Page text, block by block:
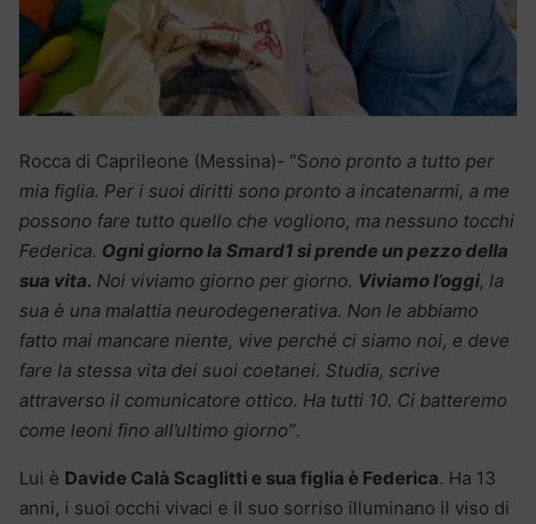
Rocca di Caprileone (Messina)- “Sono pronto a tutto per
mia figlia. Per i suoi diritti sono pronto a incatenarmi, a me
possono fare tutto quello che vogliono, ma nessuno tocchi
Federica. Ogni giorno la Smard1 si prende un pezzo della
sua vita. Noi viviamo giorno per giorno. Viviamo l’oggi, la
sua è una malattia neurodegenerativa. Non le abbiamo
fatto mai mancare niente, vive perché ci siamo noi, e deve
fare la stessa vita dei suoi coetanei. Studia, scrive
attraverso il comunicatore ottico. Ha tutti 10. Ci batteremo
come leoni fino all’ultimo giorno”.
Lui è Davide Calà Scaglitti e sua figlia è Federica. Ha 13
anni, i suoi occhi vivaci e il suo sorriso illuminano il viso di